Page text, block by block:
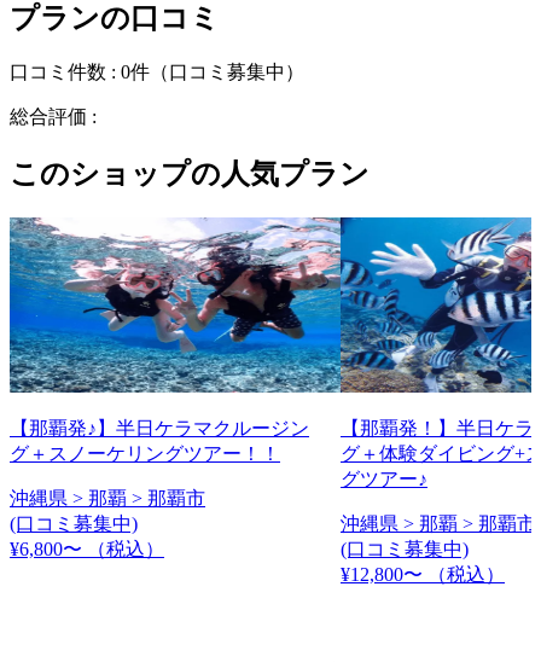
プランの口コミ
口コミ件数 : 0件 （口コミ募集中）
総合評価 :
このショップの人気プラン
【那覇発♪】半日ケラマクルージン
グ＋スノーケリングツアー！！
沖縄県 > 那覇 > 那覇市
(口コミ募集中)
¥6,800〜
（税込）
【那覇発！】半日ケ
グ＋体験ダイビング+
グツアー♪
沖縄県 > 那覇 > 那覇市
(口コミ募集中)
¥12,800〜
（税込）